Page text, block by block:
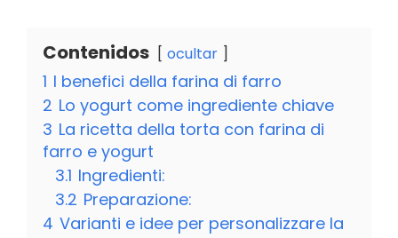
Contenidos ocultar
1 I benefici della farina di farro
2 Lo yogurt come ingrediente chiave
3 La ricetta della torta con farina di
farro e yogurt
3.1 Ingredienti:
3.2 Preparazione:
4 Varianti e idee per personalizzare la